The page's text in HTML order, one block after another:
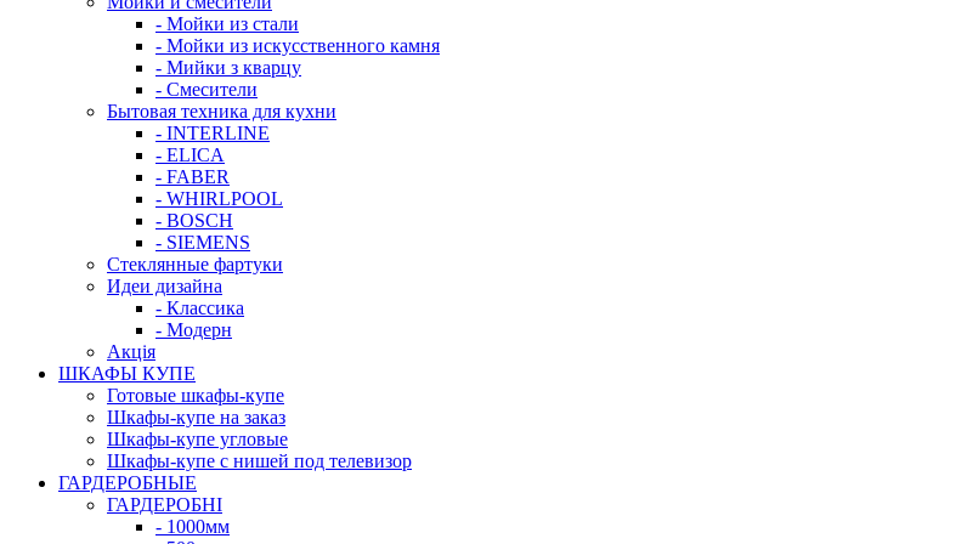
- Мойки из стали
- Мойки из искусственного камня
- Мийки з кварцу
- Смесители
Бытовая техника для кухни
- INTERLINE
- ELICA
- FABER
- WHIRLPOOL
- BOSCH
- SIEMENS
Стеклянные фартуки
Идеи дизайна
- Класcика
- Модерн
Акція
ШКАФЫ КУПЕ
Готовые шкафы-купе
Шкафы-купе на заказ
Шкафы-купе угловые
Шкафы-купе с нишей под телевизор
ГАРДЕРОБНЫЕ
ГАРДЕРОБНІ
- 1000мм